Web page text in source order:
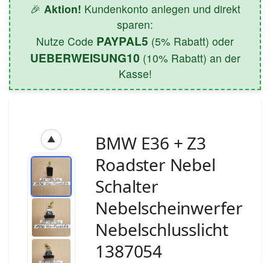
🎉 Aktion! Kundenkonto anlegen und direkt
sparen:
Nutze Code PAYPAL5 (5% Rabatt) oder
UEBERWEISUNG10 (10% Rabatt) an der
Kasse!
▲
BMW E36 + Z3
Roadster Nebel
Schalter
Nebelscheinwerfer
Nebelschlusslicht
1387054